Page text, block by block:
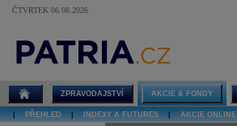
ČTVRTEK 06.08.2026
Mercedes-
Benz Group
ZPRAVODAJSTVÍ AKCIE & FONDY
PŘEHLED INDEXY A FUTURES AKCIE ONLINE